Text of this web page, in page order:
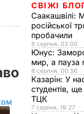
СВІЖІ
Саакашвілі:
російської
пробачили
8 серпня, 02.00
Юнус:
мир, а пауза
8 серпня, 00.56
Казарін: У
студентів,
ТЦК
7 серпня, 19.27